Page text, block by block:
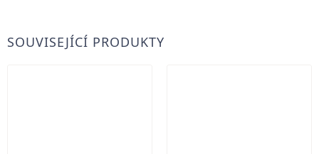
SOUVISEJÍCÍ PRODUKTY